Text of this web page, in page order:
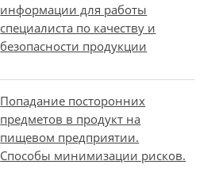
информации для работы
специалиста по качеству и
безопасности продукции
Попадание посторонних
предметов в продукт на
пищевом предприятии.
Способы минимизации рисков.